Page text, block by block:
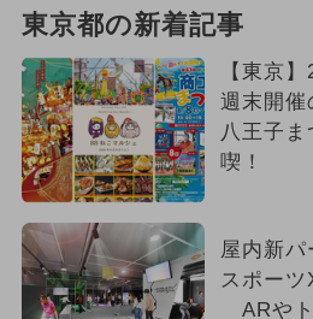
東京都の新着記事
【東京
週末開催
八王子ま
喫！
屋内新パ
スポーツ
ARやト